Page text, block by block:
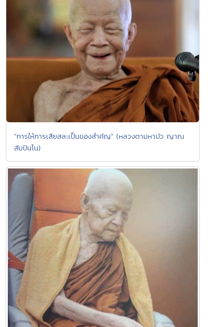
"การให้การเสียสละเป็นของสำคัญ" (หลวงตามหาบัว ญาณ
สัมปันโน)